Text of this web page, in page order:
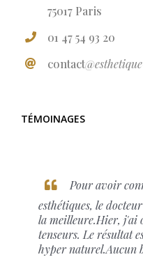
75017 Paris
01 47 54 93 20
contact
TÉMOINAGES
Pour avoir
esthétiques, le
la meilleure.Hier, j'ai
tenseurs. Le résultat
hyper naturel.Aucun